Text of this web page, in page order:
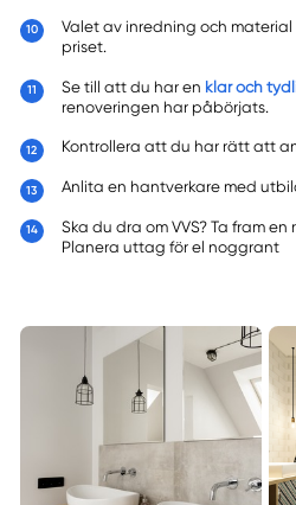
Valet av inredning och
priset.
Se till att du har en klar och
renoveringen har påbörjats.
Kontrollera att du har rätt att
Anlita en hantverkare med
Ska du dra om VVS? Ta fram
Planera uttag för el noggrant